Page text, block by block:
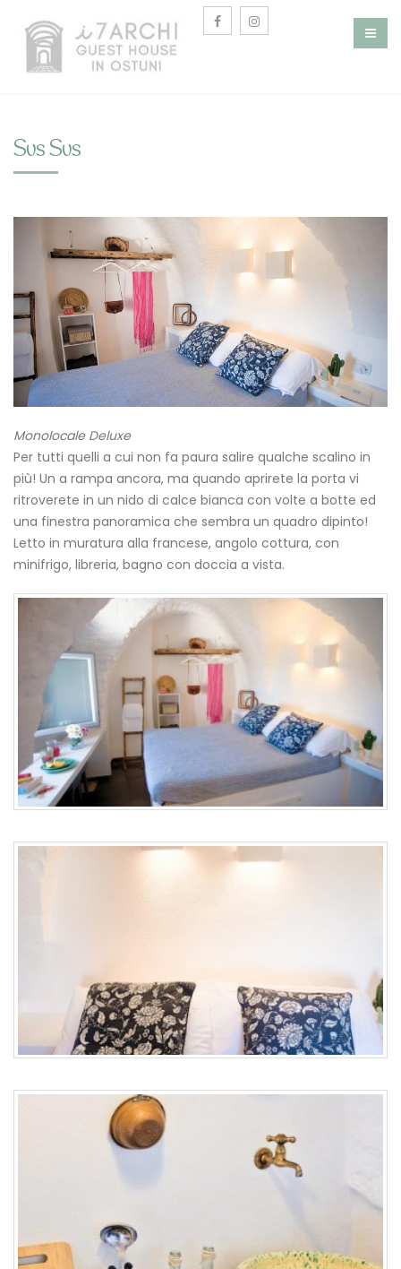
Sus Sus
Monolocale Deluxe
Per tutti quelli a cui non fa paura salire qualche scalino in
più! Un a rampa ancora, ma quando aprirete la porta vi
ritroverete in un nido di calce bianca con volte a botte ed
una finestra panoramica che sembra un quadro dipinto!
Letto in muratura alla francese, angolo cottura, con
minifrigo, libreria, bagno con doccia a vista.